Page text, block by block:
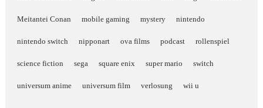
Meitantei Conan mobile gaming mystery nintendo
nintendo switch nipponart ova films podcast rollenspiel
science fiction sega square enix super mario switch
universum anime universum film verlosung wii u